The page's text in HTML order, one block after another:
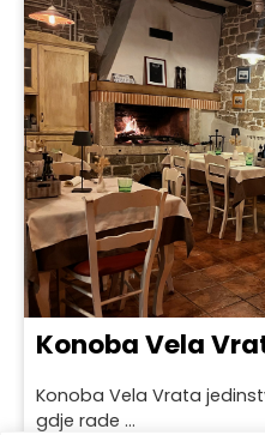
Konoba Vela
Konoba Vela Vrata
gdje rade ...